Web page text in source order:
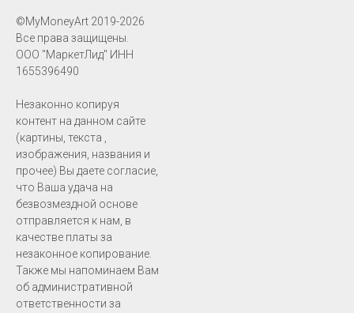
©MyMoneyArt 2019-2026
Все права защищены.
ООО "МаркетЛид" ИНН
1655396490
Незаконно копируя
контент на данном сайте
(картины, текста ,
изображения, названия и
прочее) Вы даете согласие,
что Ваша удача на
безвозмездной основе
отправляется к нам, в
качестве платы за
незаконное копирование.
Также мы напоминаем Вам
об административной
ответственности за